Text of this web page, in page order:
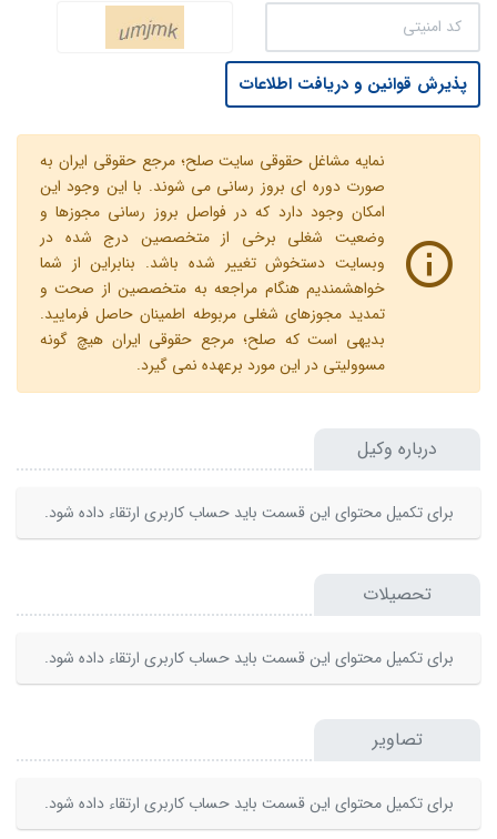
پذیرش قوانین و دریافت اطلاعات
نمایه مشاغل حقوقی سایت صلح؛ مرجع حقوقی ایران به
صورت دوره ای بروز رسانی می شوند. با این وجود این
امکان وجود دارد که در فواصل بروز رسانی مجوزها و
وضعیت شغلی برخی از متخصصین درج شده در
وبسایت دستخوش تغییر شده باشد. بنابراین از شما
خواهشمندیم هنگام مراجعه به متخصصین از صحت و
تمدید مجوزهای شغلی مربوطه اطمینان حاصل فرمایید.
بدیهی است که صلح؛ مرجع حقوقی ایران هیچ گونه
مسوولیتی در این مورد برعهده نمی گیرد.
درباره وکیل
برای تکمیل محتوای این قسمت باید حساب کاربری ارتقاء داده شود.
تحصیلات
برای تکمیل محتوای این قسمت باید حساب کاربری ارتقاء داده شود.
تصاویر
برای تکمیل محتوای این قسمت باید حساب کاربری ارتقاء داده شود.